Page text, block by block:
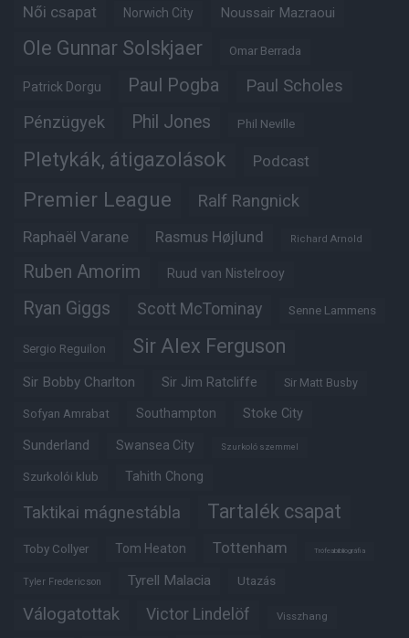
Női csapat Norwich City Noussair Mazraoui
Ole Gunnar Solskjaer Omar Berrada
Patrick Dorgu Paul Pogba Paul Scholes
Pénzügyek Phil Jones Phil Neville
Pletykák, átigazolások Podcast
Premier League Ralf Rangnick
Raphaël Varane Rasmus Højlund Richard Arnold
Ruben Amorim Ruud van Nistelrooy
Ryan Giggs Scott McTominay Senne Lammens
Sergio Reguilon Sir Alex Ferguson
Sir Bobby Charlton Sir Jim Ratcliffe Sir Matt Busby
Sofyan Amrabat Southampton Stoke City
Sunderland Swansea City Szurkoló szemmel
Szurkolói klub Tahith Chong
Taktikai mágnestábla Tartalék csapat
Toby Collyer Tom Heaton Tottenham Trófeabibliográfia
Tyler Fredericson Tyrell Malacia Utazás
Válogatottak Victor Lindelöf Visszhang